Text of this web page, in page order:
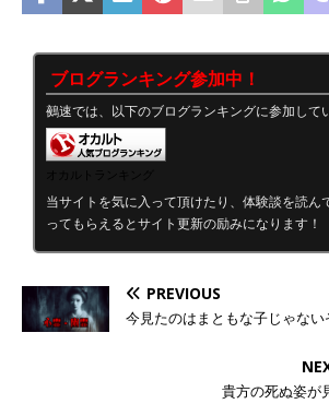
ブログランキング参加中！
鵺速では、以下のブログランキングに参加して
当サイトを気に入って頂けたり、体験談を読ん
ってもらえるとサイト更新の励みになります！
PREVIOUS
今見たのはまともな子じゃない
貴方の死ぬ姿が